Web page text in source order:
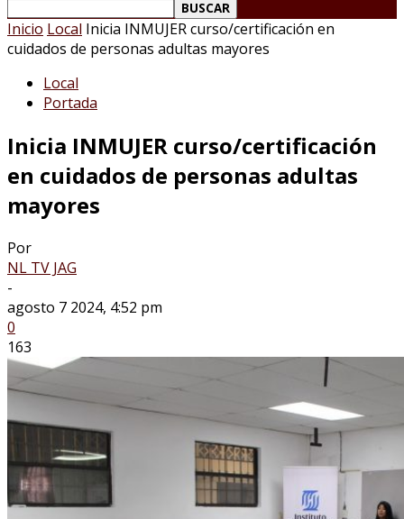
Inicio Local Inicia INMUJER curso/certificación en
cuidados de personas adultas mayores
Local
Portada
Inicia INMUJER curso/certificación
en cuidados de personas adultas
mayores
Por
NL TV JAG
-
agosto 7 2024, 4:52 pm
0
163